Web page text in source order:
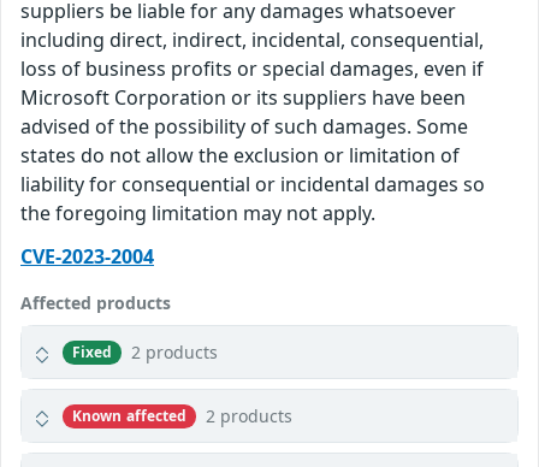
suppliers be liable for any damages whatsoever
including direct, indirect, incidental, consequential,
loss of business profits or special damages, even if
Microsoft Corporation or its suppliers have been
advised of the possibility of such damages. Some
states do not allow the exclusion or limitation of
liability for consequential or incidental damages so
the foregoing limitation may not apply.
CVE-2023-2004
Affected products
Fixed 2 products
Known affected 2 products